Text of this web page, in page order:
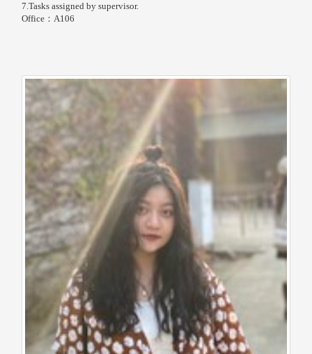
7.Tasks assigned by supervisor.
Office：A106